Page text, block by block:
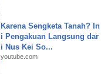
Karena Sengketa Tanah? In
i Pengakuan Langsung dar
i Nus Kei So...
youtube.com